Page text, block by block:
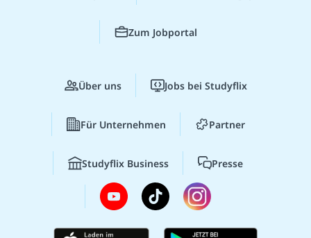
Zum Jobportal
Über uns Jobs bei Studyflix
Für Unternehmen Partner
Studyflix Business Presse